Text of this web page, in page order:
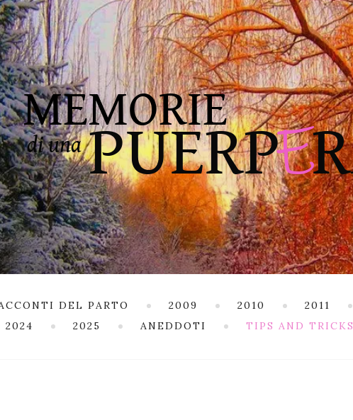
DEL PARTO 2009 2010 2011
2024
2025 ANEDDOTI TIPS AND TRICKS